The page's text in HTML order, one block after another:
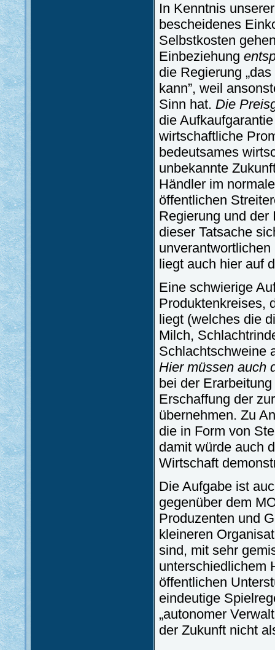
In Kenntnis
bescheidenes
Selbstkosten
Einbeziehung
die Regierung
kann”, weil
Sinn hat. Die
die
wirtschaftliche
bedeutsames
unbekannte
Händler im
öffentlichen
Regierung und der
dieser Tatsache
liegt auch hier auf
Eine schwierige
Produktenkreises,
liegt (welches die
Milch,
Schlachtschweine
Hier müssen auch
bei der
Erschaffung der
übernehmen. Zu
die in Form von
damit würde auch
Wirtschaft
Die Aufgabe ist
gegenüber dem
Produzenten und
kleineren
sind, mit sehr
unterschiedlichem
öffentlichen
eindeutige
„autonomer
der Zukunft nicht